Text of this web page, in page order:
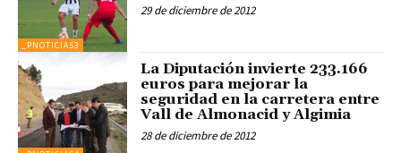
_PNOTICIAS3
29 de diciembre de 2012
La Diputación invierte 233.166
euros para mejorar la
seguridad en la carretera entre
Vall de Almonacid y Algimia
28 de diciembre de 2012